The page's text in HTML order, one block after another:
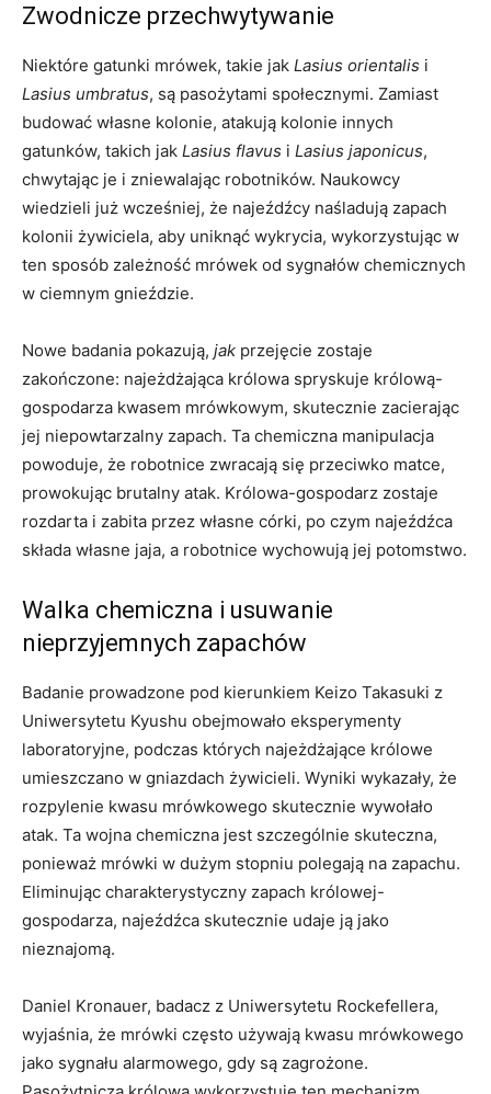
Zwodnicze przechwytywanie
Niektóre gatunki mrówek, takie jak Lasius orientalis i
Lasius umbratus, są pasożytami społecznymi. Zamiast
budować własne kolonie, atakują kolonie innych
gatunków, takich jak Lasius flavus i Lasius japonicus,
chwytając je i zniewalając robotników. Naukowcy
wiedzieli już wcześniej, że najeźdźcy naśladują zapach
kolonii żywiciela, aby uniknąć wykrycia, wykorzystując w
ten sposób zależność mrówek od sygnałów chemicznych
w ciemnym gnieździe.
Nowe badania pokazują, jak przejęcie zostaje
zakończone: najeżdżająca królowa spryskuje królową-
gospodarza kwasem mrówkowym, skutecznie zacierając
jej niepowtarzalny zapach. Ta chemiczna manipulacja
powoduje, że robotnice zwracają się przeciwko matce,
prowokując brutalny atak. Królowa-gospodarz zostaje
rozdarta i zabita przez własne córki, po czym najeźdźca
składa własne jaja, a robotnice wychowują jej potomstwo.
Walka chemiczna i usuwanie
nieprzyjemnych zapachów
Badanie prowadzone pod kierunkiem Keizo Takasuki z
Uniwersytetu Kyushu obejmowało eksperymenty
laboratoryjne, podczas których najeżdżające królowe
umieszczano w gniazdach żywicieli. Wyniki wykazały, że
rozpylenie kwasu mrówkowego skutecznie wywołało
atak. Ta wojna chemiczna jest szczególnie skuteczna,
ponieważ mrówki w dużym stopniu polegają na zapachu.
Eliminując charakterystyczny zapach królowej-
gospodarza, najeźdźca skutecznie udaje ją jako
nieznajomą.
Daniel Kronauer, badacz z Uniwersytetu Rockefellera,
wyjaśnia, że ​​mrówki często używają kwasu mrówkowego
jako sygnału alarmowego, gdy są zagrożone.